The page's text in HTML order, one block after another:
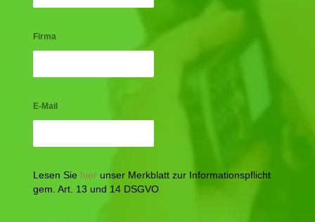
Firma
E-Mail
Lesen Sie hier unser Merkblatt zur Informationspflicht
gem. Art. 13 und 14 DSGVO